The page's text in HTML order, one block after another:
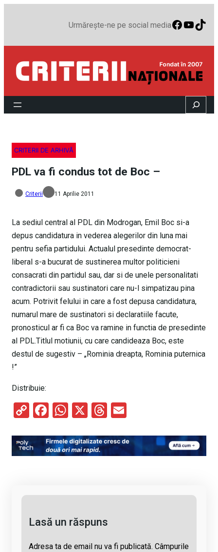
Urmărește-ne pe social media
Search
CRITERII DE ARHIVĂ
PDL va fi condus tot de Boc –
Criterii 11 Aprilie 2011
La sediul central al PDL din Modrogan, Emil Boc si-a
depus candidatura in vederea alegerilor din luna mai
pentru sefia partidului. Actualul presedinte democrat-
liberal s-a bucurat de sustinerea multor politicieni
consacrati din partidul sau, dar si de unele personalitati
contradictorii sau sustinatori care nu-l simpatizau pina
acum. Potrivit felului in care a fost depusa candidatura,
numarul mare de sustinatori si declaratiile facute,
pronosticul ar fi ca Boc va ramine in functia de presedinte
al PDL.Titlul motiunii, cu care candideaza Boc, este
destul de sugestiv – „Rominia dreapta, Rominia puternica
!”
Distribuie:
C
py
Li
F
ce
b
W
at
s
X
T
e
a
ail
Lasă un răspuns
Adresa ta de email nu va fi publicată. Câmpurile